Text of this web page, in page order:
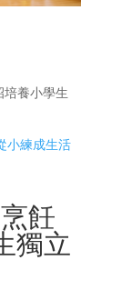
養小學生
小練成生活
飪
獨立